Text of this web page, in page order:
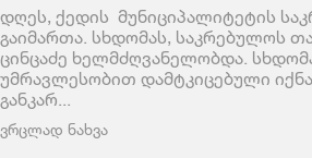
დღეს, ქედის მუნიციპალიტეტის
გაიმართა. სხდომას, საკრებულოს
ცინცაძე ხელმძღვანელობდა.
უმრავლესობით დამტკიცებული
განკარ...
ვრცლად ნახვა